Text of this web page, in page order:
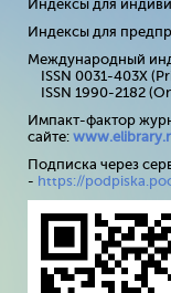
Индексы для
Индексы для
Международный
ISSN 0031-403X
ISSN 1990-2182
Импакт-фактор
сайте: www.elibrary.
Подписка через
- https://